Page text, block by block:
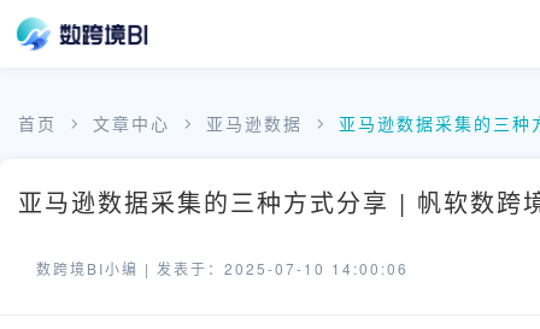
首页 文章中心 亚马逊数据 亚马逊数据采集的三种
亚马逊数据采集的三种方式分享 | 帆软数跨
数跨境BI小编 | 发表于：2025-07-10 14:00:06